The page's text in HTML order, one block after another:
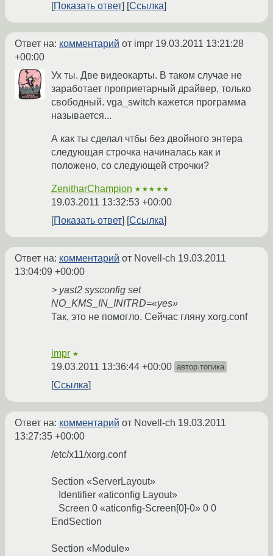
Показать ответ
Ссылка
Ответ на: комментарий от impr 19.03.2011 13:21:28
+00:00
Ух ты. Две видеокарты. В таком случае не
заработает проприетарный драйвер, только
свободный. vga_switch кажется программа
называется...
А как ты сделал чтбы без двойного энтера
следующая строчка начиналась как и
положено, со следующей строчки?
ZenitharChampion ★★★★★
19.03.2011 13:32:53 +00:00
Показать ответ
Ссылка
Ответ на: комментарий от Novell-ch 19.03.2011
13:04:09 +00:00
> yast2 sysconfig set
NO_KMS_IN_INITRD=«yes»
Так, это не помогло. Сейчас гляну xorg.conf
impr ★
19.03.2011 13:36:44 +00:00 автор топика
Ссылка
Ответ на: комментарий от Novell-ch 19.03.2011
13:27:35 +00:00
/etc/x11/xorg.conf
Section «ServerLayout»
Identifier «aticonfig Layout»
Screen 0 «aticonfig-Screen[0]-0» 0 0
EndSection
Section «Module»